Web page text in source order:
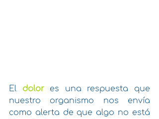
El dolor
es una respuesta que
nuestro organismo nos envía
como alerta de que algo no está